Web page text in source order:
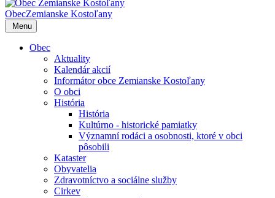
ObecZemianske Kostoľany
Menu
Obec
Aktuality
Kalendár akcií
Informátor obce Zemianske Kostoľany
O obci
História
História
Kultúrno - historické pamiatky
Významní rodáci a osobnosti, ktoré v obci
pôsobili
Kataster
Obyvatelia
Zdravotníctvo a sociálne služby
Cirkev